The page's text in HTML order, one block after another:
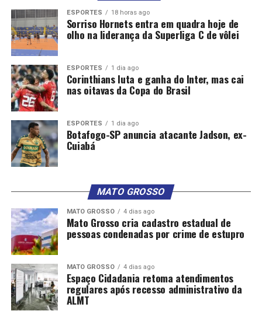
País tem 4 mortes confirmadas por dengue em 2025 e
investiga mais 62
Estado do Rio tem 810 casos de dengue nas primeiras
semanas do ano
ESPORTES 18 horas ago
Sorriso Hornets entra em quadra hoje de
olho na liderança da Superliga C de vôlei
ESPORTES 1 dia ago
Corinthians luta e ganha do Inter, mas cai
nas oitavas da Copa do Brasil
ESPORTES 1 dia ago
Botafogo-SP anuncia atacante Jadson, ex-
Cuiabá
MATO GROSSO
MATO GROSSO 4 dias ago
Mato Grosso cria cadastro estadual de
pessoas condenadas por crime de estupro
MATO GROSSO 4 dias ago
Espaço Cidadania retoma atendimentos
regulares após recesso administrativo da
ALMT